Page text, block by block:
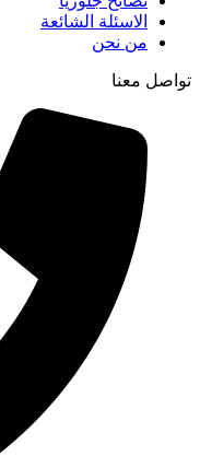
الاسئلة الشائعة
من نحن
تواصل معنا